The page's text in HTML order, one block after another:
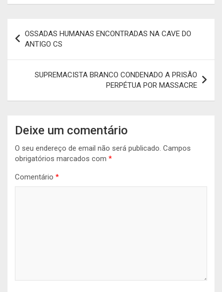
de
artigos
OSSADAS HUMANAS ENCONTRADAS NA CAVE DO
ANTIGO CS
SUPREMACISTA BRANCO CONDENADO A PRISÃO
PERPÉTUA POR MASSACRE
Deixe um comentário
O seu endereço de email não será publicado. Campos
obrigatórios marcados com *
Comentário *